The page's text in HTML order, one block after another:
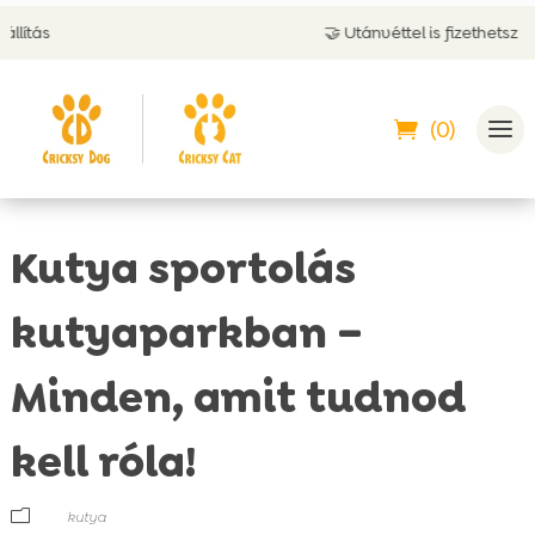
🤝 Utánvéttel is fizethetsz
(0)
Kutya sportolás
kutyaparkban –
Minden, amit tudnod
kell róla!
m
kutya